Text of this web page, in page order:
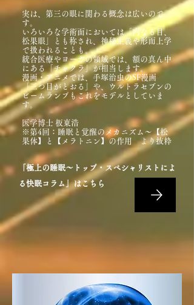
実は、第三の眼に関わる概念は広いので
す。
いろいろな学術面においては「内なる目、
松果眼」とも称され、神秘主義や形而上学
で扱われることも。
統合医療やヨーガの領域では、額の真ん中
にある「チャクラ」が相当します。
漫画・アニメでは、手塚治虫のSF漫画
「三つ目がとおる」や、ウルトラセブンの
ビームランプもこれをモデルとしていま
す。
​医学博士 板東浩
※第4回：睡眠と覚醒のメカニズム～【松
果体】と【メラトニン】の作用 より抜粋
「極上の睡眠～トップ・スペシャリストによ
る快眠コラム」はこちら